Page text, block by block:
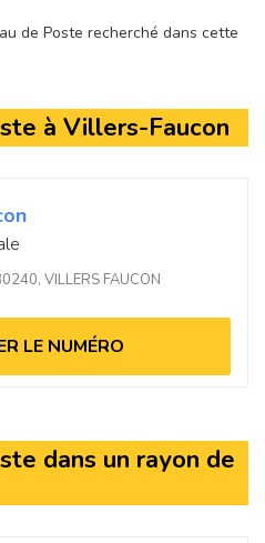
de Poste recherché dans cette
à Villers-Faucon
VILLERS FAUCON
LE NUMÉRO
dans un rayon de